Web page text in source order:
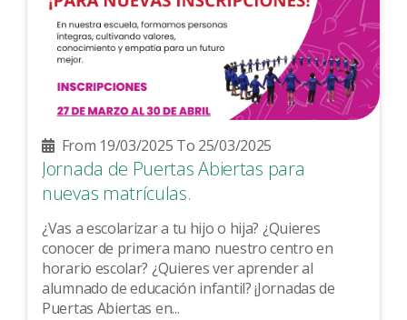
From 19/03/2025 To 25/03/2025
Jornada de Puertas Abiertas para
nuevas matrículas.
¿Vas a escolarizar a tu hijo o hija? ¿Quieres
conocer de primera mano nuestro centro en
horario escolar? ¿Quieres ver aprender al
alumnado de educación infantil? ¡Jornadas de
Puertas Abiertas en...